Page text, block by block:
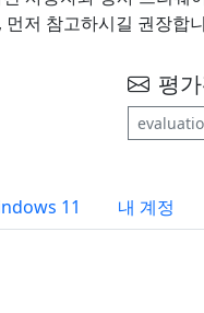
저 참고하시길 권장합
평
11 내 계정